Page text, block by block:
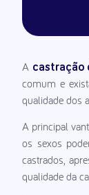
A castração
comum e
qualidade dos
A principal
os sexos
castrados,
qualidade da